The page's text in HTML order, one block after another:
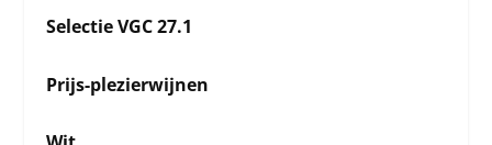
Selectie VGC 27.1
Prijs-plezierwijnen